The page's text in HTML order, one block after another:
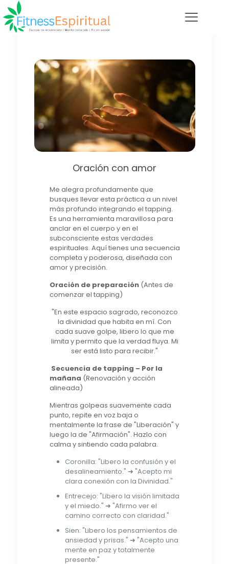
Oración con amor
Me alegra profundamente que
busques llevar esta práctica a un nivel
más profundo integrando el tapping.
Es una herramienta maravillosa para
anclar en el cuerpo y en el
subconsciente estas verdades
espirituales. Aquí tienes una secuencia
completa y poderosa, diseñada con
amor y precisión.
Oración de preparación(Antes de
comenzar el tapping)
"En este espacio sagrado, reconozco
la divinidad que habita en mí. Con
cada suave golpe, libero lo que me
limita y permito que la verdad fluya. Mi
ser está listo para recibir."
Secuencia de tapping – Por la
mañana (Renovación y acción
alineada)
Mientras golpeas suavemente cada
punto, repite en voz baja o
mentalmente la frase de "Liberación" y
luego la de "Afirmación". Hazlo con
calma y sintiendo cada palabra.
Coronilla: "Libero la confusión y el
desalineamiento." ➜ "Acepto mi
clara conexión con la Divinidad."
Entrecejo: "Libero la visión limitada
y el miedo." ➜ "Afirmo ver el
camino correcto con claridad."
Sien: "Libero los pensamientos de
ansiedad y prisas." ➜ "Acepto una
mente en paz y totalmente
presente."